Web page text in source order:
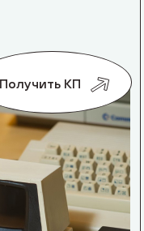
Получить КП